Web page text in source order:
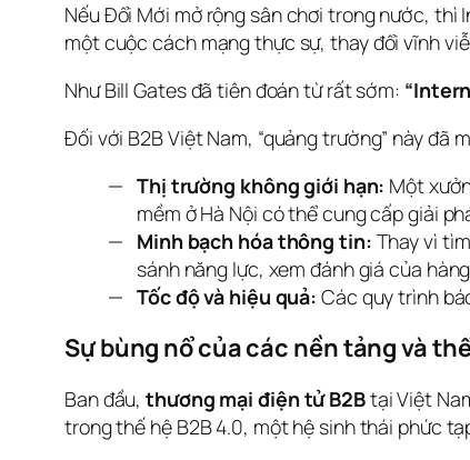
Nếu Đổi Mới mở rộng sân chơi trong nước, thì
một cuộc cách mạng thực sự, thay đổi vĩnh
Như Bill Gates đã tiên đoán từ rất sớm:
Đối với B2B Việt Nam, “quảng trường” này đã
Thị trường không giới hạn: Một
mềm ở Hà Nội có thể cung cấp giải
Minh bạch hóa thông tin: Thay vì
sánh năng lực, xem đánh giá của
Tốc độ và hiệu quả: Các quy trình
Sự bùng nổ của các nền tảng và
Ban đầu, thương mại điện tử B2B tại Việt
trong thế hệ B2B 4.0, một hệ sinh thái phức